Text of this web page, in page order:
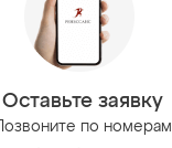
Оставьте заявку
Позвоните по номерам